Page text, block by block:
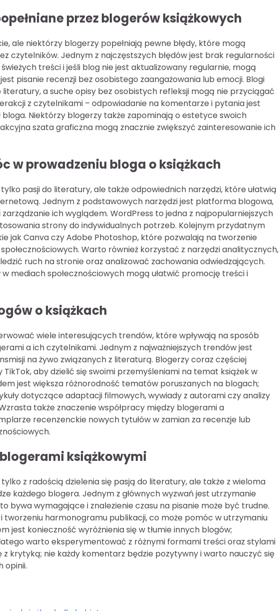
przez blogerów książkowych
ale niektórzy blogerzy popełniają pewne błędy, które mogą
czytelników. Jednym z najczęstszych błędów jest brak regularności
treści i jeśli blog nie jest aktualizowany regularnie, mogą
pisanie recenzji bez osobistego zaangażowania lub emocji. Blogi
a suche opisy bez osobistych refleksji mogą nie przyciągać
z czytelnikami – odpowiadanie na komentarze i pytania jest
bloga. Niektórzy blogerzy także zapominają o estetyce swoich
szata graficzna mogą znacznie zwiększyć zainteresowanie ich
w prowadzeniu bloga o książkach
pasji do literatury, ale także odpowiednich narzędzi, które ułatwią
Jednym z podstawowych narzędzi jest platforma blogowa,
ich wyglądem. WordPress to jedna z najpopularniejszych
strony do indywidualnych potrzeb. Kolejnym przydatnym
jak Canva czy Adobe Photoshop, które pozwalają na tworzenie
Warto również korzystać z narzędzi analitycznych,
ruch na stronie oraz analizować zachowania odwiedzających.
mediach społecznościowych mogą ułatwić promocję treści i
o książkach
wiele interesujących trendów, które wpływają na sposób
a ich czytelnikami. Jednym z najważniejszych trendów jest
na żywo związanych z literaturą. Blogerzy coraz częściej
aby dzielić się swoimi przemyśleniami na temat książek w
jest większa różnorodność tematów poruszanych na blogach;
dotyczące adaptacji filmowych, wywiady z autorami czy analizy
także znaczenie współpracy między blogerami a
recenzenckie nowych tytułów w zamian za recenzje lub
książkowymi
z radością dzielenia się pasją do literatury, ale także z wieloma
każdego blogera. Jednym z głównych wyzwań jest utrzymanie
bywa wymagające i znalezienie czasu na pisanie może być trudne.
harmonogramu publikacji, co może pomóc w utrzymaniu
jest konieczność wyróżnienia się w tłumie innych blogów;
warto eksperymentować z różnymi formami treści oraz stylami
z krytyką; nie każdy komentarz będzie pozytywny i warto nauczyć się
opinii.